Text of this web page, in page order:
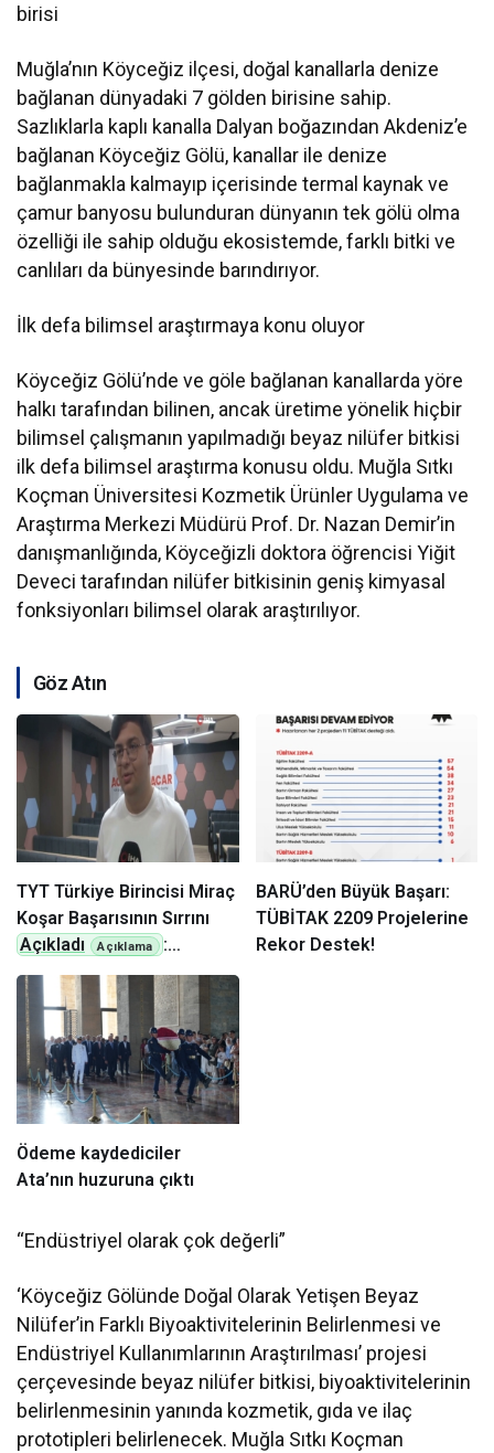
birisi
Muğla’nın Köyceğiz ilçesi, doğal kanallarla denize
bağlanan dünyadaki 7 gölden birisine sahip.
Sazlıklarla kaplı kanalla Dalyan boğazından Akdeniz’e
bağlanan Köyceğiz Gölü, kanallar ile denize
bağlanmakla kalmayıp içerisinde termal kaynak ve
çamur banyosu bulunduran dünyanın tek gölü olma
özelliği ile sahip olduğu ekosistemde, farklı bitki ve
canlıları da bünyesinde barındırıyor.
İlk defa bilimsel araştırmaya konu oluyor
Köyceğiz Gölü’nde ve göle bağlanan kanallarda yöre
halkı tarafından bilinen, ancak üretime yönelik hiçbir
bilimsel çalışmanın yapılmadığı beyaz nilüfer bitkisi
ilk defa bilimsel araştırma konusu oldu. Muğla Sıtkı
Koçman Üniversitesi Kozmetik Ürünler Uygulama ve
Araştırma Merkezi Müdürü Prof. Dr. Nazan Demir’in
danışmanlığında, Köyceğizli doktora öğrencisi Yiğit
Deveci tarafından nilüfer bitkisinin geniş kimyasal
fonksiyonları bilimsel olarak araştırılıyor.
Göz Atın
TYT Türkiye Birincisi Miraç
Koşar Başarısının Sırrını
Açıkladı
:
“Sevmediğim Dersleri
Sevdim”
BARÜ’den Büyük Başarı:
TÜBİTAK 2209 Projelerine
Rekor Destek!
Ödeme kaydediciler
Ata’nın huzuruna çıktı
“Endüstriyel olarak çok değerli”
‘Köyceğiz Gölünde Doğal Olarak Yetişen Beyaz
Nilüfer’in Farklı Biyoaktivitelerinin Belirlenmesi ve
Endüstriyel Kullanımlarının Araştırılması’ projesi
çerçevesinde beyaz nilüfer bitkisi, biyoaktivitelerinin
belirlenmesinin yanında kozmetik, gıda ve ilaç
prototipleri belirlenecek. Muğla Sıtkı Koçman